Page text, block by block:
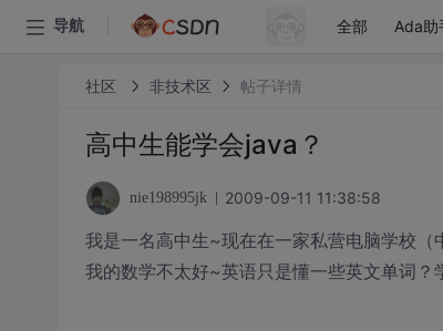
导航 全部 Ada助
社区 非技术区 帖子详情
高中生能学会java？
nie198995jk 2009-09-11 11:38:58
我是一名高中生~现在在一家私营电脑学校（
我的数学不太好~英语只是懂一些英文单词